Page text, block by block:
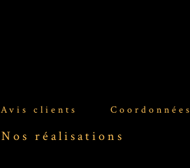
Coordonnées
Avis clients
Nos réalisations